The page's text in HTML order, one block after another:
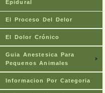
Epidural
El Proceso Del Delor
El Dolor Crónico
Guia Anestesica Para
Pequenos Animales
Informacion Por Categoria